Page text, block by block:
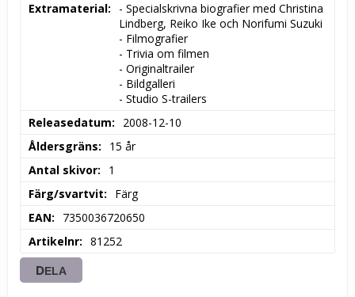
Extramaterial
- Specialskrivna biografier med Christina
Lindberg, Reiko Ike och Norifumi Suzuki
- Filmografier
- Trivia om filmen
- Originaltrailer
- Bildgalleri
- Studio S-trailers
Releasedatum
2008-12-10
Åldersgräns
15 år
Antal skivor
1
Färg/svartvit
Färg
EAN
7350036720650
Artikelnr
81252
DELA